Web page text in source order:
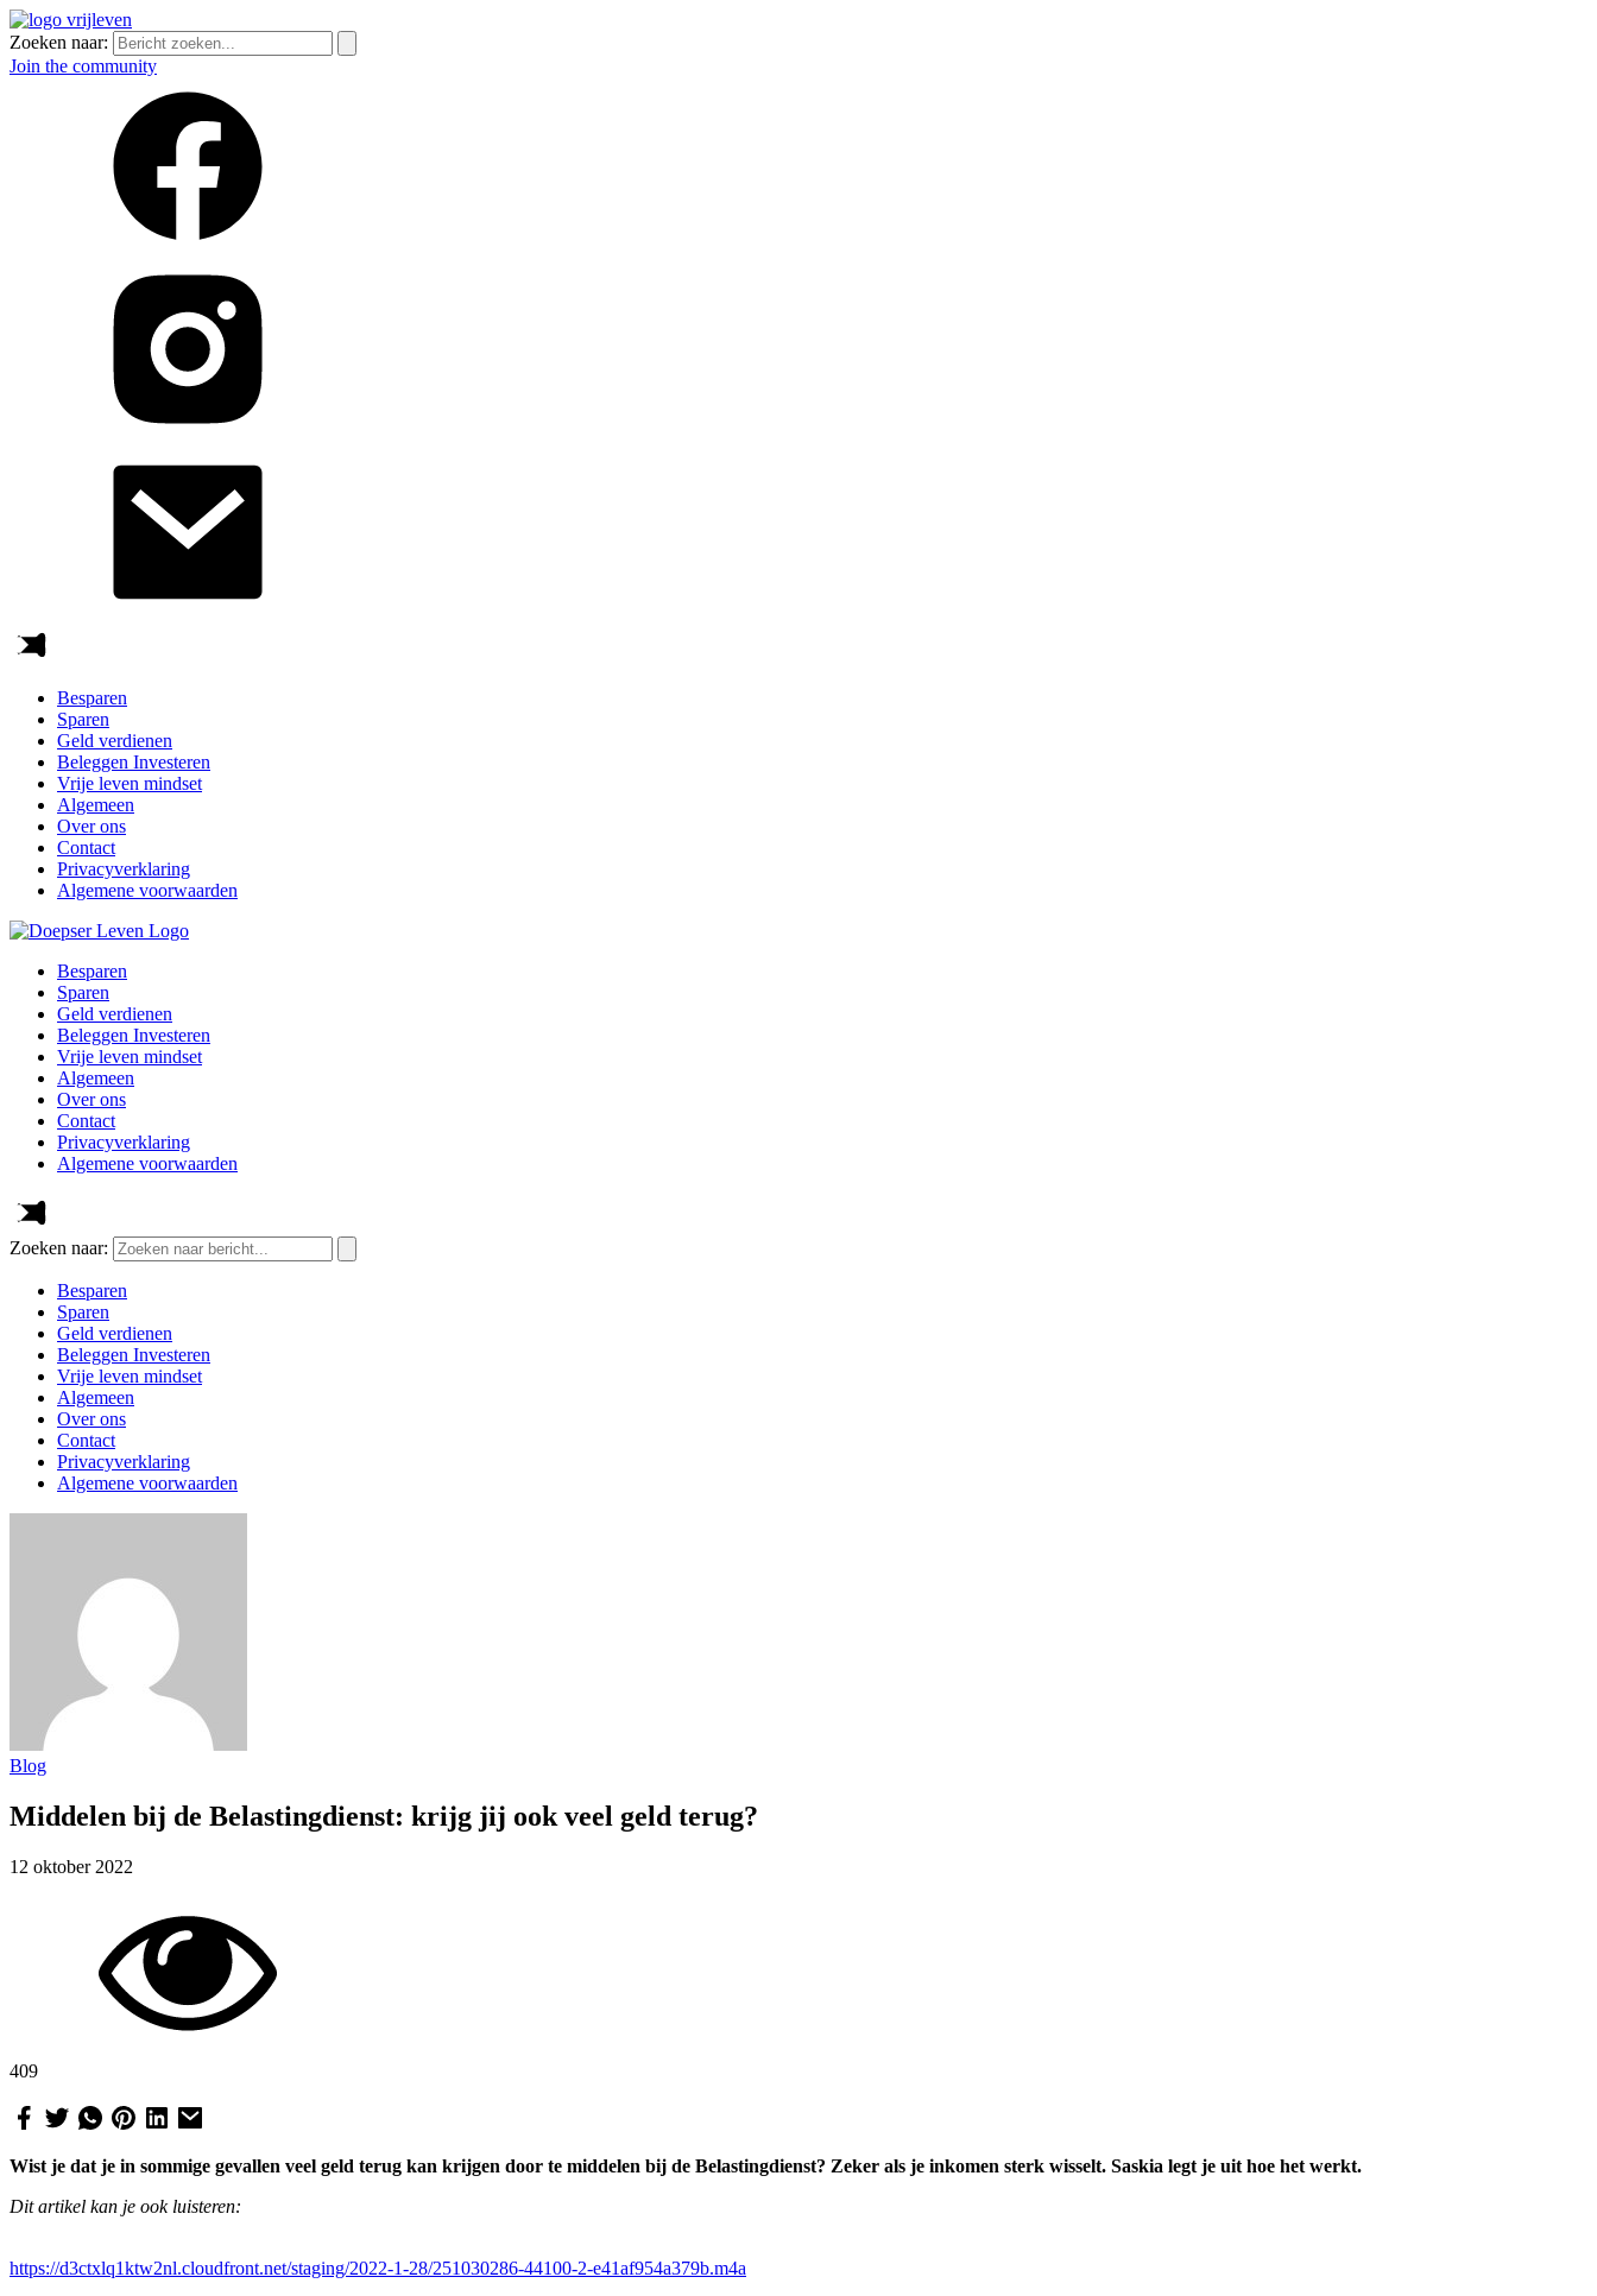
Zoeken naar:
Join the community
Besparen
Sparen
Geld verdienen
Beleggen Investeren
Vrije leven mindset
Algemeen
Over ons
Contact
Privacyverklaring
Algemene voorwaarden
Besparen
Sparen
Geld verdienen
Beleggen Investeren
Vrije leven mindset
Algemeen
Over ons
Contact
Privacyverklaring
Algemene voorwaarden
Zoeken naar:
Besparen
Sparen
Geld verdienen
Beleggen Investeren
Vrije leven mindset
Algemeen
Over ons
Contact
Privacyverklaring
Algemene voorwaarden
Blog
Middelen bij de Belastingdienst: krijg jij ook veel geld terug?
12 oktober 2022
409
Wist je dat je in sommige gevallen veel geld terug kan krijgen door te middelen bij de Belastingdienst? Zeker als je inkomen sterk wisselt. Saskia legt je uit hoe het werkt.
Dit artikel kan je ook luisteren:
https://d3ctxlq1ktw2nl.cloudfront.net/staging/2022-1-28/251030286-44100-2-e41af954a379b.m4a